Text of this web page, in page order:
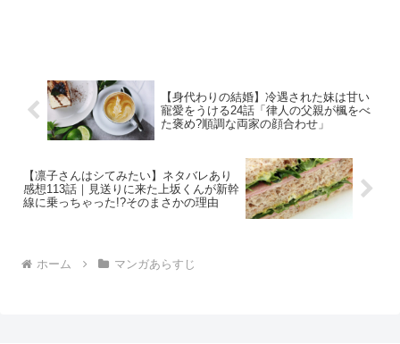
【身代わりの結婚】冷遇された妹は甘い
寵愛をうける24話「律人の父親が楓をべ
た褒め?順調な両家の顔合わせ」
【凛子さんはシてみたい】ネタバレあり
感想113話｜見送りに来た上坂くんが新幹
線に乗っちゃった!?そのまさかの理由
ホーム マンガあらすじ